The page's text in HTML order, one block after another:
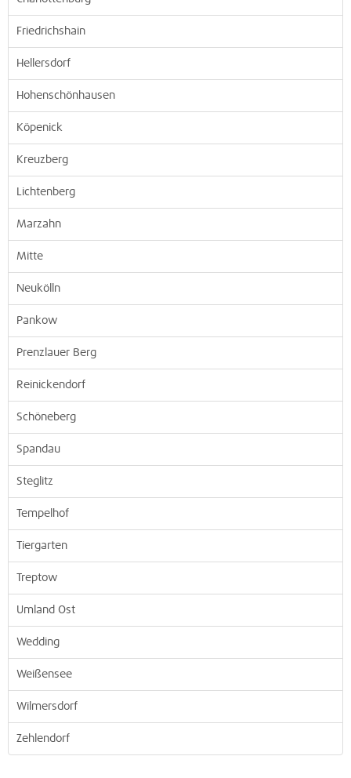
Friedrichshain
Hellersdorf
Hohenschönhausen
Köpenick
Kreuzberg
Lichtenberg
Marzahn
Mitte
Neukölln
Pankow
Prenzlauer Berg
Reinickendorf
Schöneberg
Spandau
Steglitz
Tempelhof
Tiergarten
Treptow
Umland Ost
Wedding
Weißensee
Wilmersdorf
Zehlendorf